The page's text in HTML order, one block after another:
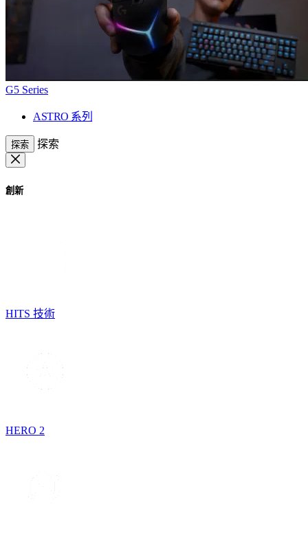
G5 Series
ASTRO 系列
探索 探索
創新
HITS 技術
HERO 2